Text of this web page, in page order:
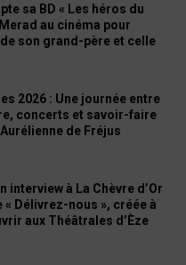
sa BD « Les héros du
au cinéma pour
son grand-père et celle
2026 : Une journée entre
concerts et savoir-faire
de Fréjus
interview à La Chèvre d’Or
« Délivrez-nous », créée à
aux Théâtrales d’Èze